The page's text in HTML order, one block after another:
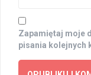
Zapamiętaj moje
pisania kolejnych